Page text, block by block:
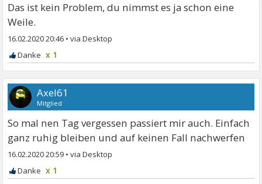
Das ist kein Problem, du nimmst es ja schon eine
Weile.
16.02.2020 20:46 •
x 1
Axel61
Mitglied
So mal nen Tag vergessen passiert mir auch. Einfach
ganz ruhig bleiben und auf keinen Fall nachwerfen
16.02.2020 20:59 •
x 1